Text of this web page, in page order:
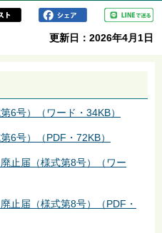
更新日：2026年4月1日
6号）（ワード・34KB）
6号）（PDF・72KB）
止届（様式第8号）（ワー
止届（様式第8号）（PDF・